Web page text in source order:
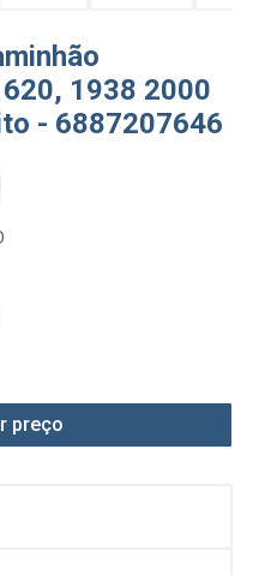
1938 2000
- 6887207646
preço